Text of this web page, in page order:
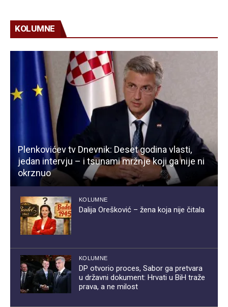
KOLUMNE
Plenkovićev tv Dnevnik: Deset godina vlasti,
jedan intervju – i tsunami mržnje koji ga nije ni
okrznuo
KOLUMNE
Dalija Orešković – žena koja nije čitala
KOLUMNE
DP otvorio proces, Sabor ga pretvara
u državni dokument: Hrvati u BiH traže
prava, a ne milost